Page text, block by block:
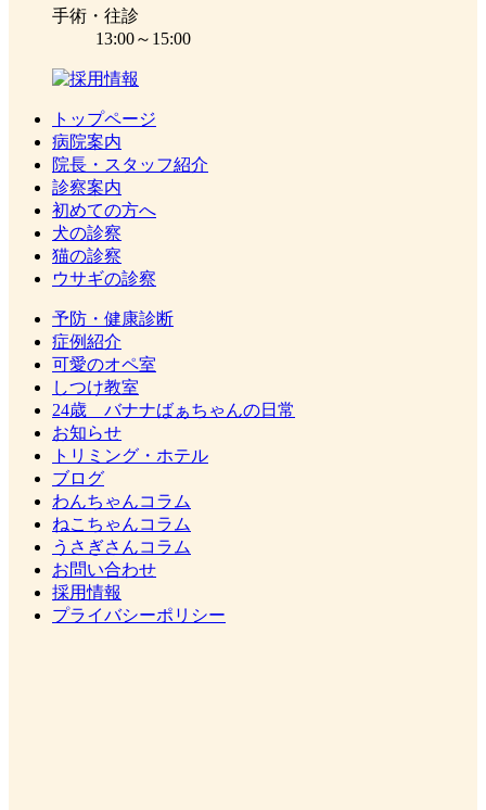
手術・往診
13:00～15:00
トップページ
病院案内
院長・スタッフ紹介
診察案内
初めての方へ
犬の診察
猫の診察
ウサギの診察
予防・健康診断
症例紹介
可愛のオペ室
しつけ教室
24歳 バナナばぁちゃんの日常
お知らせ
トリミング・ホテル
ブログ
わんちゃんコラム
ねこちゃんコラム
うさぎさんコラム
お問い合わせ
採用情報
プライバシーポリシー